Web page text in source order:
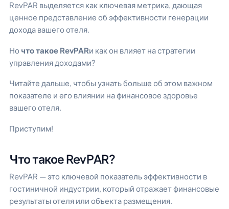
RevPAR выделяется как ключевая метрика, дающая
ценное представление об эффективности генерации
дохода вашего отеля.
Но что такое RevPARи как он влияет на стратегии
управления доходами?
Читайте дальше, чтобы узнать больше об этом важном
показателе и его влиянии на финансовое здоровье
вашего отеля.
Приступим!
Что такое RevPAR?
RevPAR — это ключевой показатель эффективности в
гостиничной индустрии, который отражает финансовые
результаты отеля или объекта размещения.